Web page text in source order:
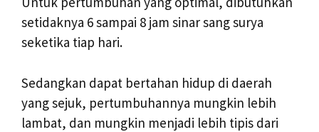
setidaknya 6 sampai 8 jam sinar sang surya
seketika tiap hari.
Sedangkan dapat bertahan hidup di daerah
yang sejuk, pertumbuhannya mungkin lebih
lambat, dan mungkin menjadi lebih tipis dari